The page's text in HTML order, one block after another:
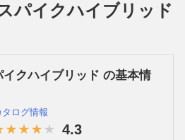
パイクハイブリッド
クハイブリッド の基本情
タログ情報
4.3